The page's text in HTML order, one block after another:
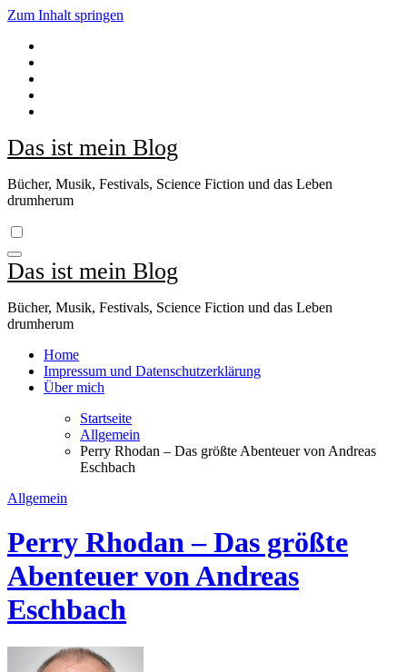
Zum Inhalt springen
Das ist mein Blog
Bücher, Musik, Festivals, Science Fiction und das Leben
drumherum
Das ist mein Blog
Bücher, Musik, Festivals, Science Fiction und das Leben
drumherum
Home
Impressum und Datenschutzerklärung
Über mich
Startseite
Allgemein
Perry Rhodan – Das größte Abenteuer von Andreas
Eschbach
Allgemein
Perry Rhodan – Das größte
Abenteuer von Andreas
Eschbach